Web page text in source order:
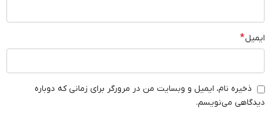
ایمیل*
ذخیره نام، ایمیل و وبسایت من در مرورگر برای زمانی که دوباره
دیدگاهی می‌نویسم.